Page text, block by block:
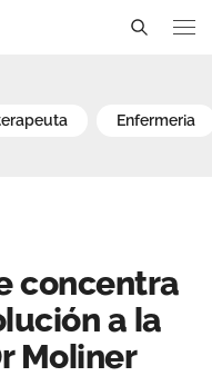
se
enfermeria
concentra
a la
Moliner